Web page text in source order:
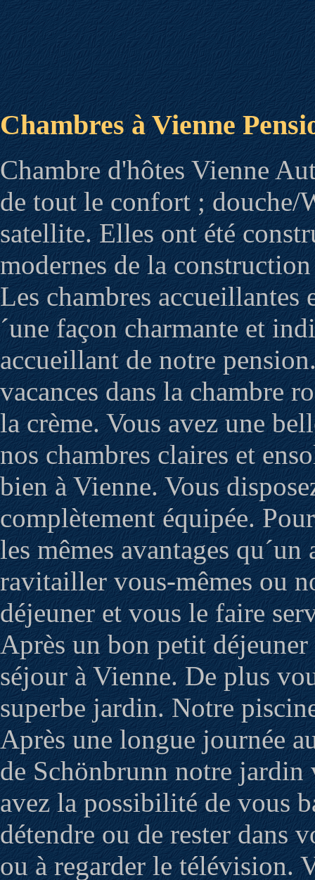
Chambres à Vienne
Chambre d'hôtes Vienne
de tout le confort ; douche/
satellite. Elles ont été
modernes de la
Les chambres accueillantes
´une façon charmante et
accueillant de notre
vacances dans la chambre
la crème. Vous avez une
nos chambres claires et
bien à Vienne. Vous
complètement équipée.
les mêmes avantages
ravitailler vous-mêmes ou
déjeuner et vous le faire
Après un bon petit
séjour à Vienne. De plus
superbe jardin. Notre
Après une longue journée
de Schönbrunn notre jardin
avez la possibilité de vous
détendre ou de rester dans
ou à regarder le télévision.